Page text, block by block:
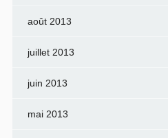
août 2013
juillet 2013
juin 2013
mai 2013